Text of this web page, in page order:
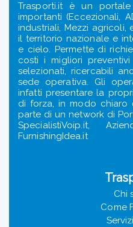
Trasporti.it è un
importanti (Eccezionali,
industriali, Mezzi
il territorio nazionale e
e cielo. Permette di
costi i migliori
selezionati, ricercabili
sede operativa. Gli
infatti presentare la
di forza, in modo chiaro
parte di un network di
SpecialistiVoip.it,
FurnishingIdea.it
Chi
Come